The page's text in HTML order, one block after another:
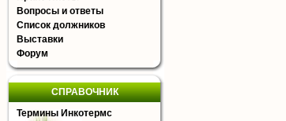
Вопросы и ответы
Список должников
Выставки
Форум
СПРАВОЧНИК
Термины Инкотермс